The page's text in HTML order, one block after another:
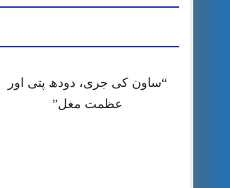
“ساون کی جری، دودھ پتی اور
عظمت مغل”